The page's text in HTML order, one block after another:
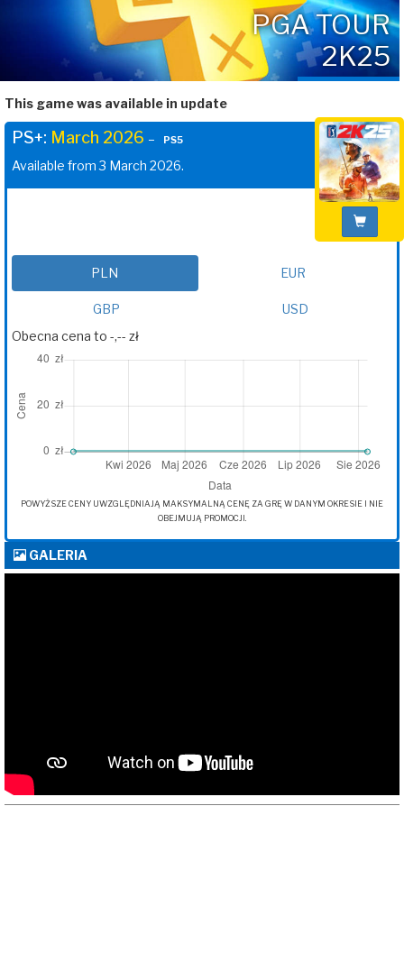
PGA TOUR
2K25
This game was available in update
PS+: March 2026 – PS5
Available from 3 March 2026.
PLN EUR
GBP
USD
Obecna cena to -,-- zł
POWYŻSZE CENY UWZGLĘDNIAJĄ MAKSYMALNĄ CENĘ ZA GRĘ W DANYM OKRESIE I NIE
OBEJMUJĄ PROMOCJI.
GALERIA